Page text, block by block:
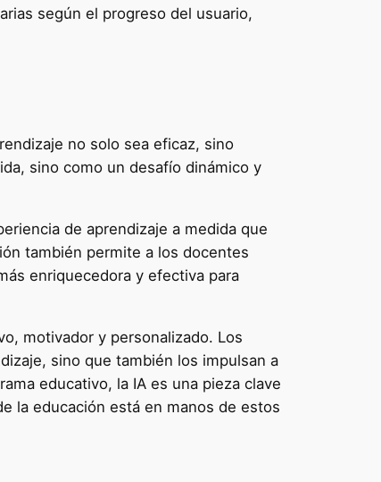
según el progreso del usuario,
no solo sea eficaz, sino
sino como un desafío dinámico y
de aprendizaje a medida que
también permite a los docentes
enriquecedora y efectiva para
motivador y personalizado. Los
sino que también los impulsan a
educativo, la IA es una pieza clave
la educación está en manos de estos